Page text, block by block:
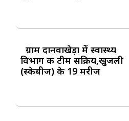
ग्राम दानवाखेड़ा में स्वास्थ्य
विभाग की टीम सक्रिय,खुजली
(स्केबीज) के 19 मरीज